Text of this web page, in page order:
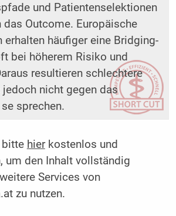
und Patientenselektionen
das Outcome. Europäische
erhalten häufiger eine Bridging-
bei höherem Risiko und
resultieren schlechtere
jedoch nicht gegen das
sprechen.
bitte hierkostenlos und
um den Inhalt vollständig
Services von
zu nutzen.